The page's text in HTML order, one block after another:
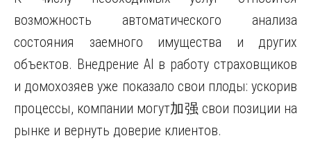
возможность автоматического анализа
состояния заемного имущества и других
объектов. Внедрение AI в работу страховщиков
и домохозяев уже показало свои плоды: ускорив
процессы, компании могут加强 свои позиции на
рынке и вернуть доверие клиентов.